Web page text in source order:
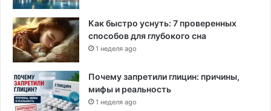
Как быстро уснуть: 7 проверенных
способов для глубокого сна
1 неделя ago
Почему запретили глицин: причины,
мифы и реальность
1 неделя ago